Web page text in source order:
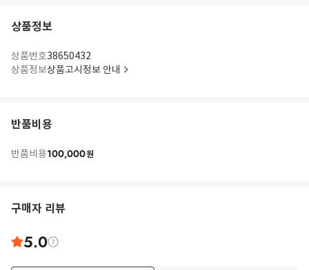
상품정보
상품번호38650432
상품정보상품고시정보 안내
반품비용
반품비용100,000원
구매자 리뷰
5.0